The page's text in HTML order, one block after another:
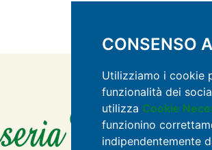
CONSENSO
Utilizziamo i cookie
funzionalità dei
utilizza Cookie
funzionino
indipendentemente